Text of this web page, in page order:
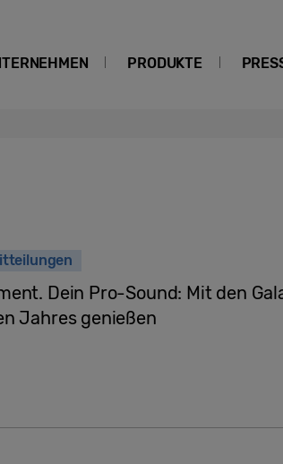
PRODUKTE
Dein Pro-Sound: Mit den
Jahres genießen